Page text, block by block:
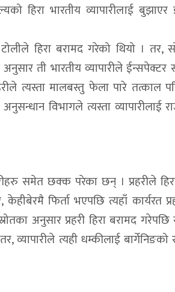
हिरा भारतीय व्यापारीलाई
हिरा बरामद गरेको थियो । तर,
ती भारतीय व्यापारीले ईन्सपेक्टर
त्यस्ता मालबस्तु फेला पारे तत्काल
विभागले त्यस्ता व्यापारीलाई
समेत छक्क परेका छन् । प्रहरीले
फिर्ता भएपछि त्यहाँ कार्यरत
अनुसार प्रहरी हिरा बरामद
व्यापारीले त्यही धम्कीलाई